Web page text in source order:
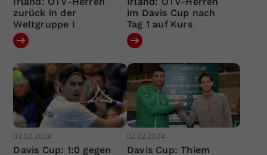
zurück in der
Weltgruppe I
im Davis Cup nach
Tag 1 auf Kurs
03.02.2024
Davis Cup: 1:0 gegen
02.02.2024
Davis Cup: Thiem